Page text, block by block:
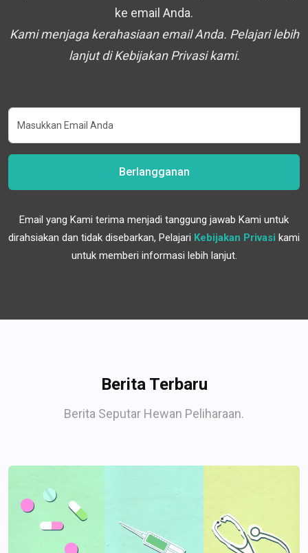
ke email Anda.
Kami menjaga kerahasiaan email Anda. Pelajari lebih
lanjut di Kebijakan Privasi kami.
Berlangganan
Email yang Kami terima menjadi tanggung jawab Kami untuk
dirahsiakan dan tidak disebarkan, Pelajari Kebijakan Privasi kami
untuk memberi informasi lebih lanjut.
Berita Terbaru
Berita Seputar Hewan Peliharaan.